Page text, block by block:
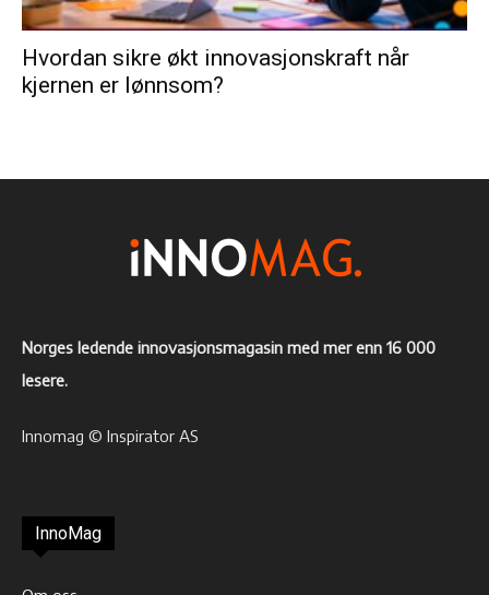
Hvordan sikre økt innovasjonskraft når
kjernen er lønnsom?
Norges ledende innovasjonsmagasin med mer enn 16 000
lesere.
Innomag © Inspirator AS
InnoMag